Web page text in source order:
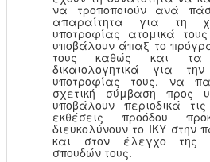
να τροποποιούν ανά
απαραίτητα για τη
υποτροφίας ατομικά
υποβάλουν άπαξ το
τους καθώς και τα
δικαιολογητικά για
υποτροφίας τους, να
σχετική σύμβαση προς
υποβάλουν περιοδικά
εκθέσεις προόδου
διευκολύνουν το ΙΚΥ στην
και στον έλεγχο της
σπουδών τους.